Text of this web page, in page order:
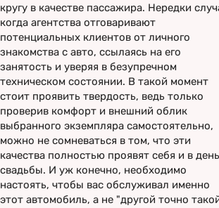
кругу в качестве пассажира. Нередки
когда агентства отговаривают
потенциальных клиентов от личного
знакомства с авто, ссылаясь на его
занятость и уверяя в безупречном
техническом состоянии. В такой момент
стоит проявить твердость, ведь только
проверив комфорт и внешний облик
выбранного экземпляра самостоятельно,
можно не сомневаться в том, что эти
качества полностью проявят себя и в день
свадьбы. И уж конечно, необходимо
настоять, чтобы вас обслуживал именно
этот автомобиль, а не "другой точно